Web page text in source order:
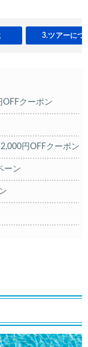
3.ツアーにつ
OFFクーポン
円OFFクーポン
ーン
TRIP1